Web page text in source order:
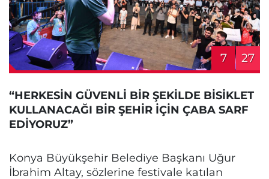
7 27
“HERKESİN GÜVENLİ BİR ŞEKİLDE BİSİKLET
KULLANACAĞI BİR ŞEHİR İÇİN ÇABA SARF
EDİYORUZ”
Konya Büyükşehir Belediye Başkanı Uğur
İbrahim Altay, sözlerine festivale katılan